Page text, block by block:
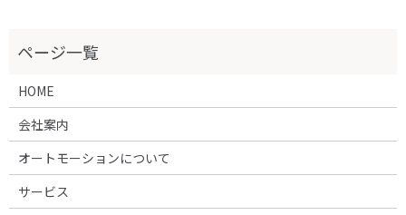
HOME
会社案内
オートモーションについて
サービス